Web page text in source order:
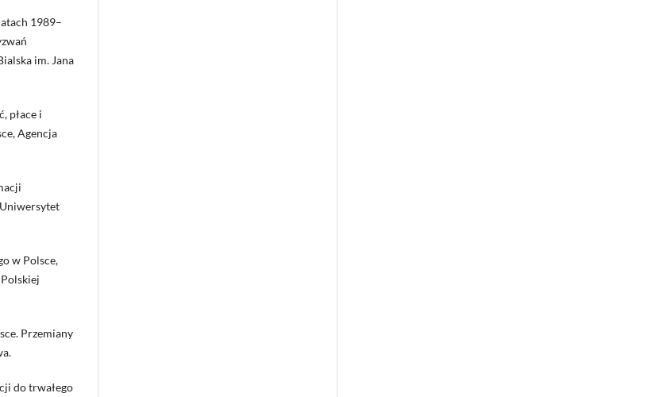
1989–
im. Jana
płace i
Agencja
w Polsce,
Przemiany
do trwałego